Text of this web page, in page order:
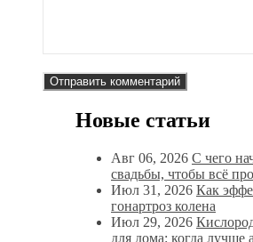
Новые статьи
Авг 06, 2026 С чего
свадьбы, чтобы всё
Июл 31, 2026 Как
гонартроз колена
Июл 29, 2026
для дома: когда лучше